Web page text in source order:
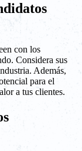
con los
Considera sus
Además,
para el
a tus clientes.